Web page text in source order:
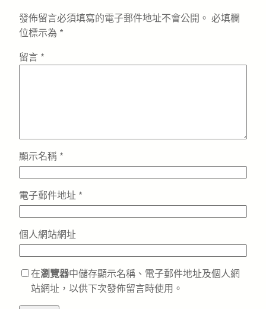
發佈留言必須填寫的電子郵件地址不會公開。 必填欄
位標示為 *
留言 *
顯示名稱 *
電子郵件地址 *
個人網站網址
在瀏覽器中儲存顯示名稱、電子郵件地址及個人網
站網址，以供下次發佈留言時使用。